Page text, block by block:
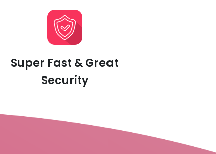
Super Fast & Great
Security